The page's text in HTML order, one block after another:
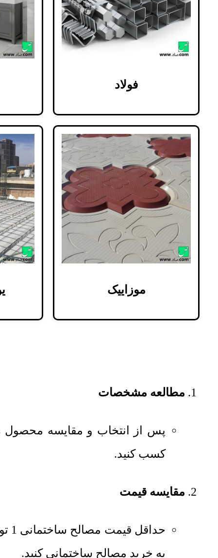
فولاد
موزاییک
مطالعه مشخصات
پس از انتخاب و مقایسه محصول
کسب کنید.
مقایسه قیمت
حداقل قیمت مصالح ساختمانی 1
به خرید مصالح ساختمانی کنید.